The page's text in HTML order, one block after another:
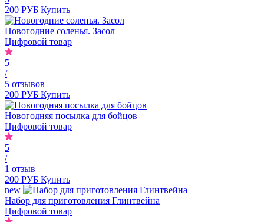
200 РУБ Купить
Новогодние соленья. Засол
Цифровой товар
5
/
5 отзывов
200 РУБ Купить
Новогодняя посылка для бойцов
Цифровой товар
5
/
1 отзыв
200 РУБ Купить
new
Набор для приготовления Глинтвейна
Цифровой товар